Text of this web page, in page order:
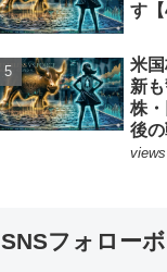
す【
米
新
株
後の
views
SNSフォロー